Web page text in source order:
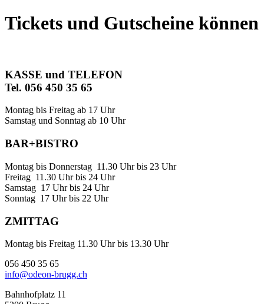
Tickets und Gutscheine
KASSE und TELEFON
Tel. 056 450 35 65
Montag bis Freitag ab 17 Uhr
Samstag und Sonntag ab 10 Uhr
BAR+BISTRO
Montag bis Donnerstag 11.30 Uhr bis 23 Uhr
Freitag 11.30 Uhr bis 24 Uhr
Samstag 17 Uhr bis 24 Uhr
Sonntag 17 Uhr bis 22 Uhr
ZMITTAG
Montag bis Freitag 11.30 Uhr bis 13.30 Uhr
056 450 35 65
info@odeon-brugg.ch
Bahnhofplatz 11